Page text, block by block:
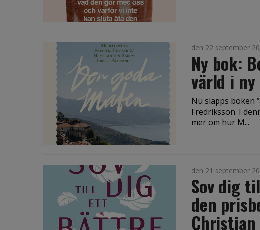
den 22 september
Ny bok:
värld i
Nu släpps boken
Fredriksson. I
mer om hur M...
den 21 september
Sov dig
den